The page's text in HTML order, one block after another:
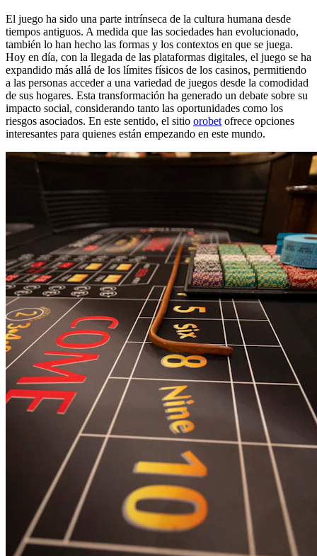
El juego ha sido una parte intrínseca de la cultura humana desde
tiempos antiguos. A medida que las sociedades han evolucionado,
también lo han hecho las formas y los contextos en que se juega.
Hoy en día, con la llegada de las plataformas digitales, el juego se ha
expandido más allá de los límites físicos de los casinos, permitiendo
a las personas acceder a una variedad de juegos desde la comodidad
de sus hogares. Esta transformación ha generado un debate sobre su
impacto social, considerando tanto las oportunidades como los
riesgos asociados. En este sentido, el sitio orobetofrece opciones
interesantes para quienes están empezando en este mundo.